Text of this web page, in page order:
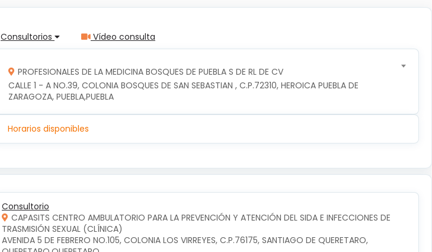
Consultorios Vídeo consulta
PROFESIONALES DE LA MEDICINA BOSQUES DE PUEBLA S DE RL DE CV
CALLE 1 - A NO.39, COLONIA BOSQUES DE SAN SEBASTIAN , C.P.72310, HEROICA PUEBLA DE
ZARAGOZA, PUEBLA,PUEBLA
Horarios disponibles
Consultorio
CAPASITS CENTRO AMBULATORIO PARA LA PREVENCIÓN Y ATENCIÓN DEL SIDA E INFECCIONES DE
TRASMISIÓN SEXUAL (CLÍNICA)
AVENIDA 5 DE FEBRERO NO.105, COLONIA LOS VIRREYES, C.P.76175, SANTIAGO DE QUERETARO,